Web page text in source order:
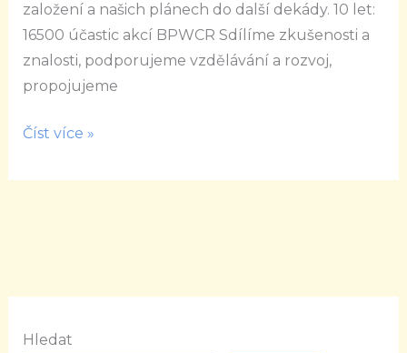
založení a našich plánech do další dekády. 10 let:
16500 účastic akcí BPWCR Sdílíme zkušenosti a
znalosti, podporujeme vzdělávání a rozvoj,
propojujeme
forme.cz
Číst více »
Hledat